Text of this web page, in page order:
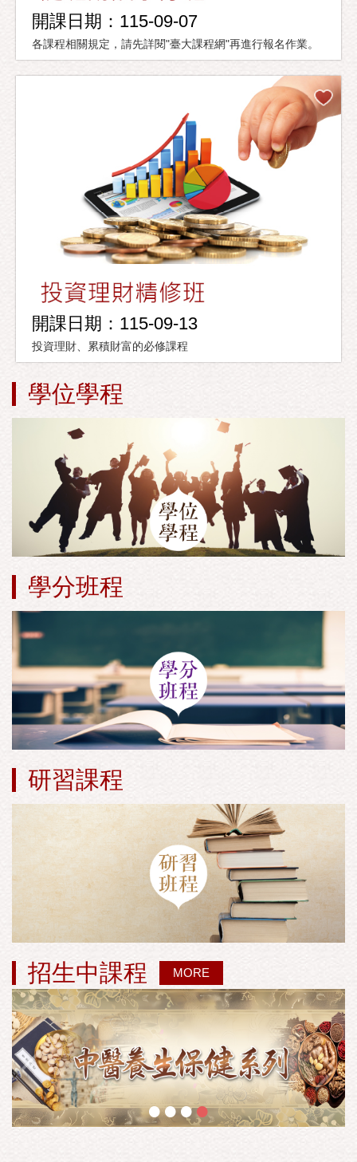
開課日期：115-09-07
各課程相關規定，請先詳閱"臺大課程網"再進行報名作業。
開課日期：115-09-13
投資理財、累積財富的必修課程
學位學程
學分班程
研習課程
招生中課程 MORE
••••